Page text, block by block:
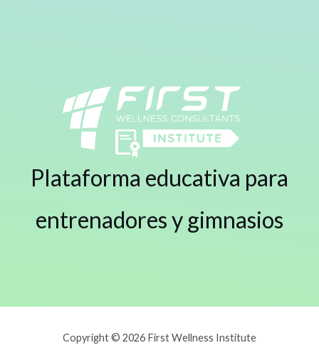
Plataforma educativa para
entrenadores y gimnasios
Copyright © 2026 First Wellness Institute